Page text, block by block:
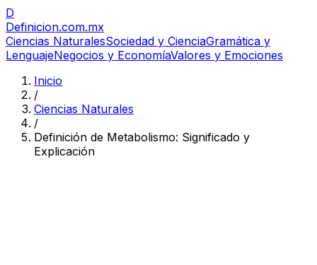
D
Definicion.com.mx
Ciencias NaturalesSociedad y CienciaGramática y
LenguajeNegocios y EconomíaValores y Emociones
Inicio
/
Ciencias Naturales
/
Definición de Metabolismo: Significado y
Explicación